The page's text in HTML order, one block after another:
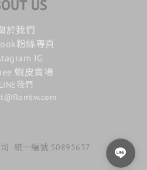
US
於我們
粉絲專頁
IG
蝦皮賣場
LINE我們
統一編號 50895637